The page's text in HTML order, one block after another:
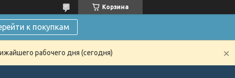
Корзина
к покупкам
рабочего дня (сегодня)